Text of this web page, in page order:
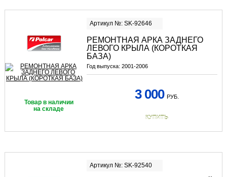
Артикул №: SK-92646
РЕМОНТНАЯ АРКА ЗАДНЕГО
ЛЕВОГО КРЫЛА (КОРОТКАЯ
БАЗА)
Год выпуска: 2001-2006
Товар в наличии
на складе
3 000 РУБ.
КУПИТЬ
Артикул №: SK-92540